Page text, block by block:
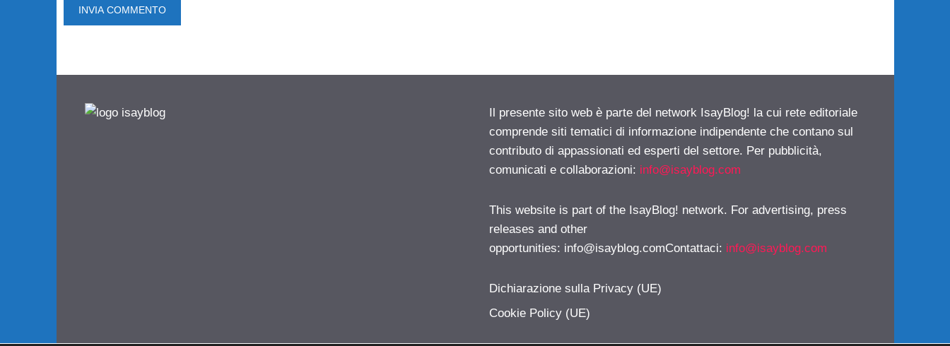
Il presente sito web è parte del network IsayBlog! la cui rete editoriale
comprende siti tematici di informazione indipendente che contano sul
contributo di appassionati ed esperti del settore. Per pubblicità,
comunicati e collaborazioni: info@isayblog.com
This website is part of the IsayBlog! network. For advertising, press
releases and other
opportunities: info@isayblog.comContattaci: info@isayblog.com
Dichiarazione sulla Privacy (UE)
Cookie Policy (UE)